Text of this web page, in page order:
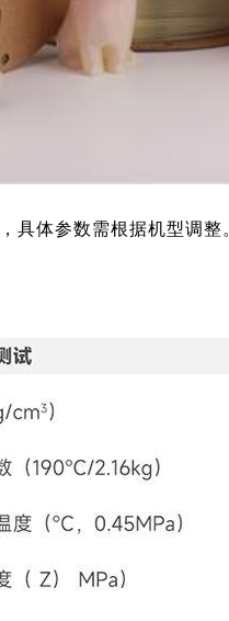
具体参数需根据机型调整